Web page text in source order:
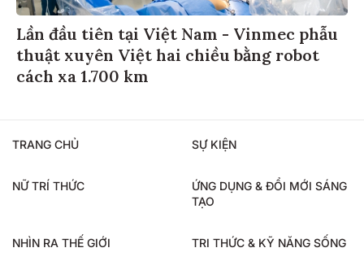
Lần đầu tiên tại Việt Nam - Vinmec phẫu
thuật xuyên Việt hai chiều bằng robot
cách xa 1.700 km
TRANG CHỦ SỰ KIỆN
NỮ TRÍ THỨC
ỨNG DỤNG & ĐỔI MỚI SÁNG
TẠO
NHÌN RA THẾ GIỚI TRI THỨC & KỸ NĂNG SỐNG